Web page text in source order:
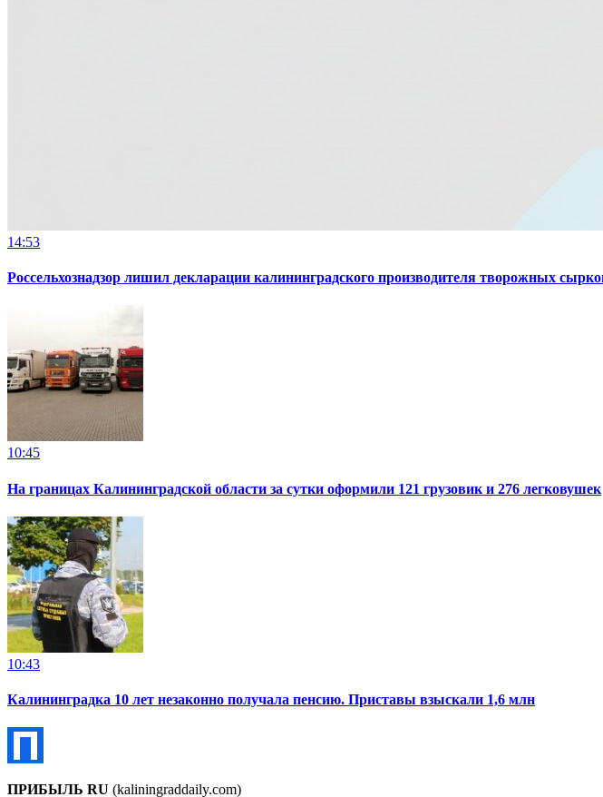
14:53
Россельхознадзор лишил декларации калининградского производителя творожных
10:45
На границах Калининградской области за сутки оформили 121 грузовик и 276 легковушек
10:43
Калининградка 10 лет незаконно получала пенсию. Приставы взыскали 1,6 млн
ПРИБЫЛЬ RU (kaliningraddaily.com)